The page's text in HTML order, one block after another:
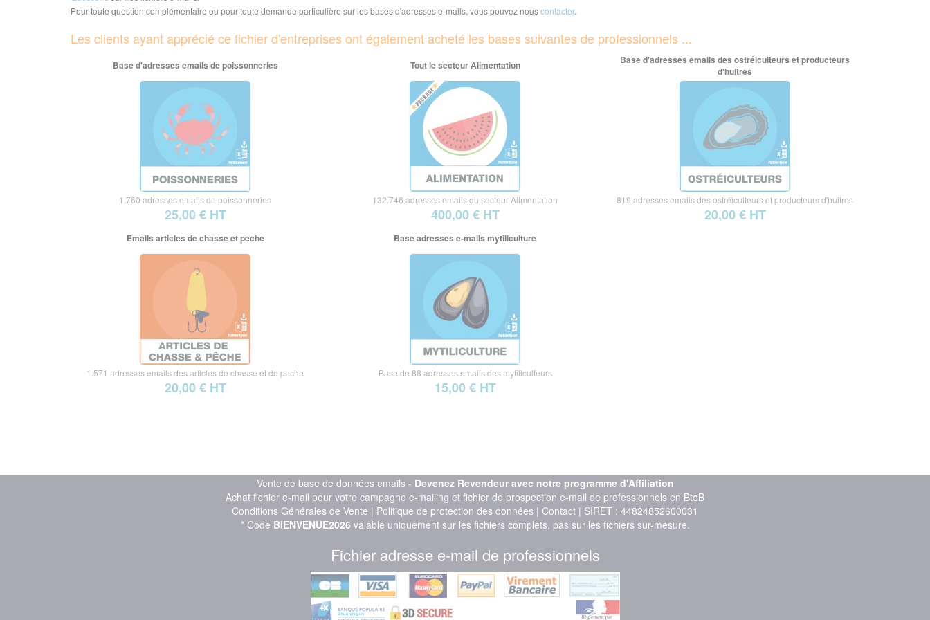
Pour toute question complémentaire ou pour toute demande particulière sur les bases d'adresses e-mails, vous pouvez nouscontacter.
Les clients ayant apprécié ce fichier d'entreprises ont également acheté les bases suivantes de professionnels ...
Base d'adresses emails de poissonneries
1.760 adresses emails de poissonneries
25,00 € HT
Tout le secteur Alimentation
132.746 adresses emails du secteur Alimentation
400,00 € HT
Base d'adresses emails des ostréiculteurs et producteurs
d'huitres
819 adresses emails des ostréiculteurs et producteurs d'huitres
20,00 € HT
Emails articles de chasse et peche
1.571 adresses emails des articles de chasse et de peche
20,00 € HT
Base adresses e-mails mytiliculture
Base de 88 adresses emails des mytiliculteurs
15,00 € HT
Vente de base de données emails - Devenez Revendeur avec notre programme d'Affiliation
Achat fichier e-mail pour votre campagne e-mailing et fichier de prospection e-mail de professionnels en BtoB
Conditions Générales de Vente | Politique de protection des données | Contact | SIRET : 44824852600031
* Code BIENVENUE2026 valable uniquement sur les fichiers complets, pas sur les fichiers sur-mesure.
Fichier adresse e-mail de professionnels